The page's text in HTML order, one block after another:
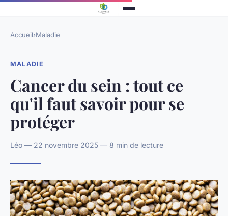
Accueil›Maladie
MALADIE
Cancer du sein : tout ce
qu'il faut savoir pour se
protéger
Léo — 22 novembre 2025 — 8 min de lecture